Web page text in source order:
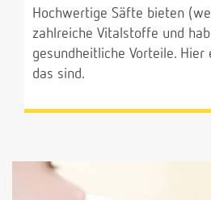
Hochwertige Säfte bieten
zahlreiche Vitalstoffe und
gesundheitliche Vorteile.
das sind.